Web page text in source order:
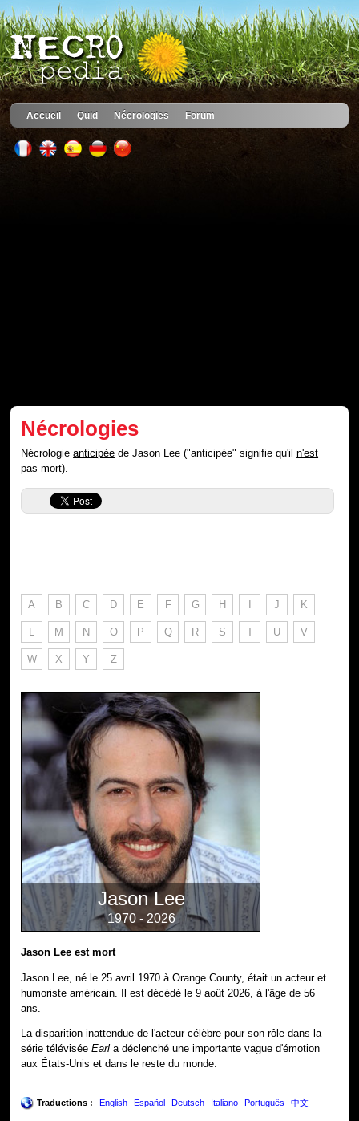
Accueil Quid Nécrologies Forum
Nécrologies
Nécrologieanticipée de Jason Lee ("anticipée" signifie qu'iln'est
pas mort).
A B C D E F G H I J K
L M N O P Q R S T U V
W X Y Z
Jason Lee
1970 - 2026
Jason Lee est mort
Jason Lee, né le 25 avril 1970 à Orange County, était un acteur et
humoriste américain. Il est décédé le 9 août 2026, à l'âge de 56
ans.
La disparition inattendue de l'acteur célèbre pour son rôle dans la
série téléviséeEarl a déclenché une importante vague d'émotion
aux États-Unis et dans le reste du monde.
Traductions : English Español Deutsch Italiano Português 中文